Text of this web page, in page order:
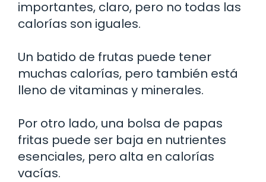
importantes, claro, pero no todas las
calorías son iguales.
Un batido de frutas puede tener
muchas calorías, pero también está
lleno de vitaminas y minerales.
Por otro lado, una bolsa de papas
fritas puede ser baja en nutrientes
esenciales, pero alta en calorías
vacías.